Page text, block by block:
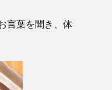
言葉を聞き、体